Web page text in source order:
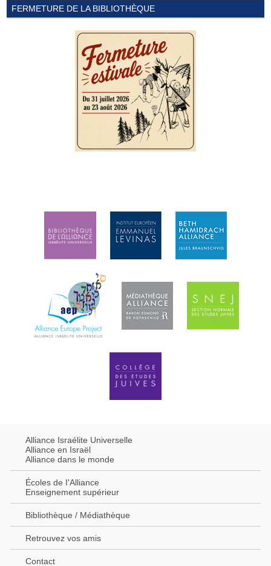
FERMETURE DE LA BIBLIOTHÈQUE
Alliance Israélite Universelle
Alliance en Israël
Alliance dans le monde
Écoles de I'Alliance
Enseignement supérieur
Bibliothèque / Médiathèque
Retrouvez vos amis
Contact